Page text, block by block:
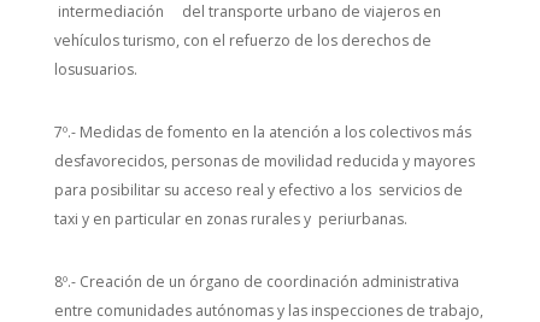
intermediación del transporte urbano de viajeros en
vehículos turismo, con el refuerzo de los derechos de
losusuarios.
7º.- Medidas de fomento en la atención a los colectivos más
desfavorecidos, personas de movilidad reducida y mayores
para posibilitar su acceso real y efectivo a los servicios de
taxi y en particular en zonas rurales y periurbanas.
8º.- Creación de un órgano de coordinación administrativa
entre comunidades autónomas y las inspecciones de trabajo,